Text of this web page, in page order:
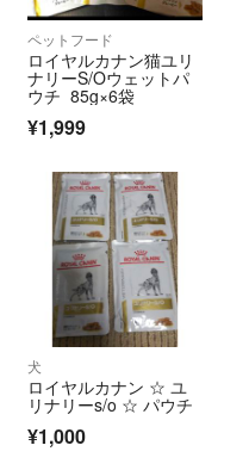
ペットフード
ロイヤルカナン猫ユリ
ナリーS/Oウェットパ
ウチ 85g×6袋
¥1,999
犬
ロイヤルカナン ☆ ユ
リナリーs/o ☆ パウチ
¥1,000